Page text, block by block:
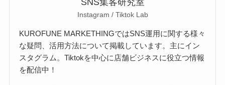
SNS集客研究室
Instagram / Tiktok Lab
KUROFUNE MARKETHINGではSNS運用に関する様々
な疑問、活用方法について掲載しています。主にイン
スタグラム。Tiktokを中心に店舗ビジネスに役立つ情報
を配信中！